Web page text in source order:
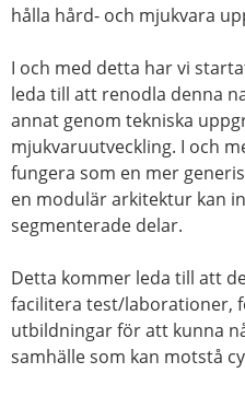
hålla hård- och mjukvara
I och med detta har vi
leda till att renodla denna
annat genom tekniska
mjukvaruutveckling. I och
fungera som en mer
en modulär arkitektur kan
segmenterade delar.
Detta kommer leda till att
facilitera test/laborationer,
utbildningar för att kunna
samhälle som kan motstå